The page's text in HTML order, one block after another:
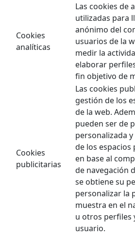
Cookies
analíticas
Las cookies de
utilizadas para
anónimo del
usuarios de la
medir la
elaborar
fin objetivo de
Cookies
publicitarias
Las cookies
gestión de los
de la web.
pueden ser de
personalizada
de los
en base al
de navegación
se obtiene su
personalizar la
muestra en el
u otros perfiles
usuario.